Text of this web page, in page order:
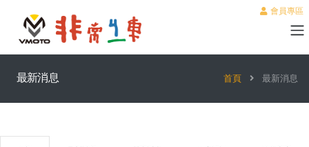
會員專區
最新消息 首頁 最新消息